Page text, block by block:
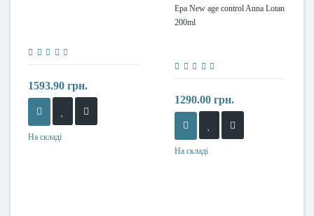
1593.90 грн.
На складі
Ера New age control Anna Lotan
200ml
1290.00 грн.
На складі